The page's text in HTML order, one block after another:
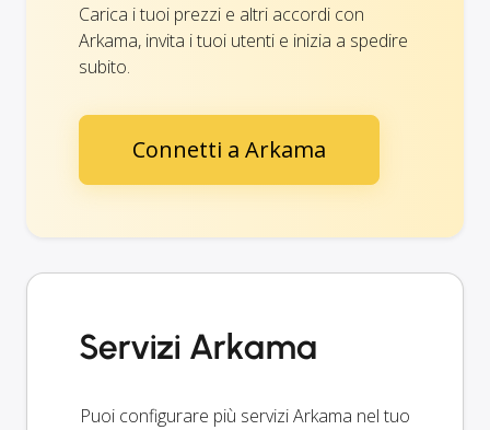
Carica i tuoi prezzi e altri accordi con
Arkama, invita i tuoi utenti e inizia a spedire
subito.
Connetti a Arkama
Servizi Arkama
Puoi configurare più servizi Arkama nel tuo